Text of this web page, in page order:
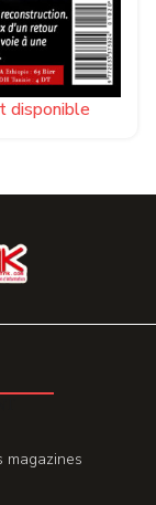
disponible
magazines